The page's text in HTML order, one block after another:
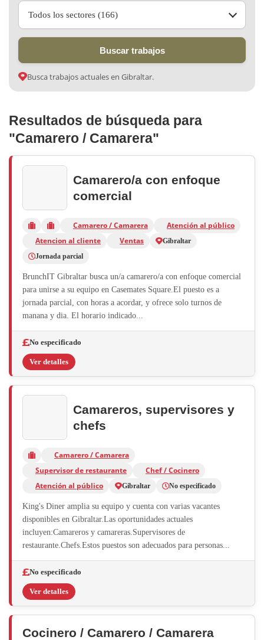
Todos los sectores (166)
Buscar trabajos
Busca trabajos actuales en Gibraltar.
Resultados de búsqueda para
"Camarero / Camarera"
Camarero/a con enfoque
comercial
Camarero / Camarera
Atención al público
Atencion al cliente
Ventas
Gibraltar
Jornada parcial
BrunchIT Gibraltar busca un/a camarero/a con enfoque comercial
para unirse a su equipo en Casemates Square.El puesto es a
jornada parcial, con horas a acordar, y ofrece solo turnos de
manana y dia. El horario indicado...
No especificado
Ver detalles
Camareros, supervisores y
chefs
Camarero / Camarera
Supervisor de restaurante
Chef / Cocinero
Atención al público
Gibraltar No especificado
King's Diner amplia su equipo y cuenta con varias vacantes
disponibles en Gibraltar.Las oportunidades actuales
incluyen:Camareros y camareras.Supervisores de
restaurante.Chefs.Estos puestos son adecuados para personas...
No especificado
Ver detalles
Cocinero / Camarero / Camarera